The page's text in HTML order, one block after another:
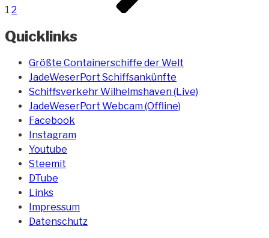
1 2
Quicklinks
Größte Containerschiffe der Welt
JadeWeserPort Schiffsankünfte
Schiffsverkehr Wilhelmshaven (Live)
JadeWeserPort Webcam (Offline)
Facebook
Instagram
Youtube
Steemit
DTube
Links
Impressum
Datenschutz